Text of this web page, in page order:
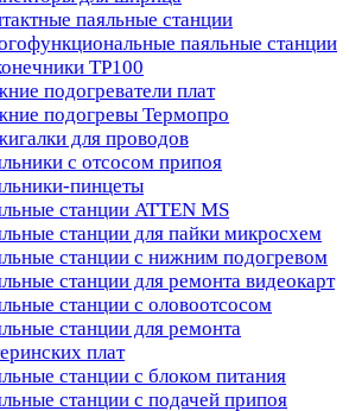
паяльные станции
паяльные станции
TP100
подогреватели плат
подогревы Термопро
для проводов
с отсосом припоя
пинцеты
станции ATTEN MS
станции для пайки микросхем
станции с нижним подогревом
станции для ремонта видеокарт
станции с оловоотсосом
станции для ремонта
плат
станции с блоком питания
станции с подачей припоя